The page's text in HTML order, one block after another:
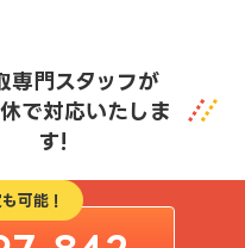
専門スタッフが
で対応いたしま
す!
可能！